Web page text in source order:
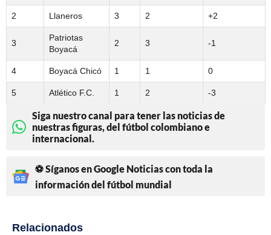
2 Llaneros 3 2 +2
3
Patriotas
Boyacá
2 3 -1
4 Boyacá Chicó 1 1 0
5 Atlético F.C. 1 2 -3
Siga nuestro canal para tener las noticias de
nuestras figuras, del fútbol colombiano e
internacional.
⚽ Síganos en Google Noticias con toda la
información del fútbol mundial
Relacionados